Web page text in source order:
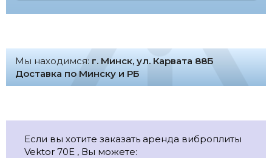
Мы находимся: г. Минск, ул. Карвата 88Б
Доставка по Минску и РБ
Если вы хотите заказать аренда виброплиты
Vektor 70E , Вы можете: